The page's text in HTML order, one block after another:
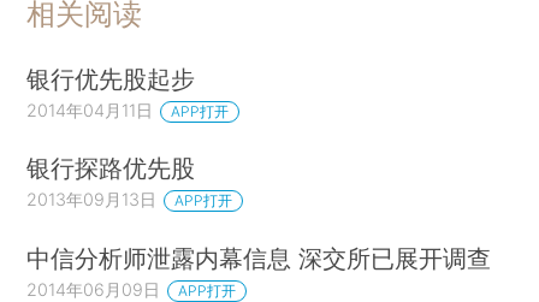
相关阅读
银行优先股起步
2014年04月11日 APP打开
银行探路优先股
2013年09月13日 APP打开
中信分析师泄露内幕信息 深交所已展开调查
2014年06月09日 APP打开